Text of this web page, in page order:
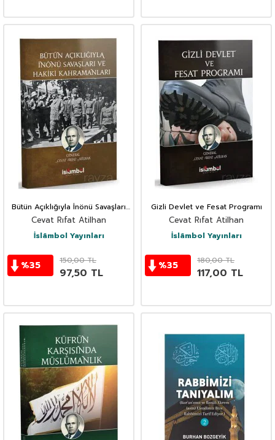
Bütün Açıklığıyla İnönü Savaşları
ve Hakiki Kahramanları
Cevat Rıfat Atilhan
İslâmbol Yayınları
%35 150,00TL
97,50 TL
Gizli Devlet ve Fesat Programı
Cevat Rıfat Atilhan
İslâmbol Yayınları
%35 180,00TL
117,00 TL